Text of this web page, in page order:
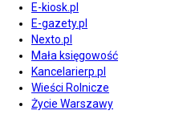
E-kiosk.pl
E-gazety.pl
Nexto.pl
Mała księgowość
Kancelarierp.pl
Wieści Rolnicze
Życie Warszawy